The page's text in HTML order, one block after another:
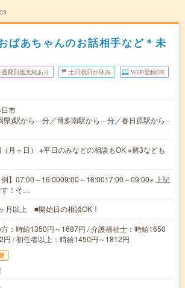
ばあちゃんのお話相手など＊未
通費別途支給あり 土日祝日が休み WEB登録OK
市
県)駅から---分／博多南駅から---分／春日原駅から--
月～日） ※平日のみなどの相談もOK ※週3なども
例】07:00～16:0009:00～18:0017:00～09:00※ 上記
す！そ…
月以上 ■開始日の相談OK！
：時給1350円～1687円 / 介護福祉士：時給1650
円 / 初任者以上：時給1450円～1812円